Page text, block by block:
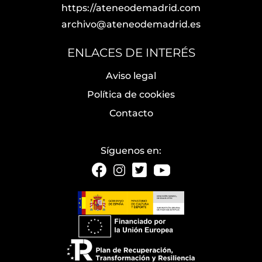
https://ateneodemadrid.com
archivo@ateneodemadrid.es
ENLACES DE INTERÉS
Aviso legal
Política de cookies
Contacto
Síguenos en: